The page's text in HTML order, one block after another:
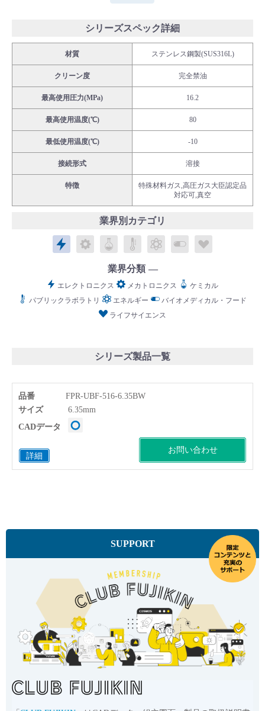
説明会・講習会
ログイン
会社情報
Corporate Blog
Language：日本語／English
お問い合わせ
シリーズスペック詳細
材質 ステンレス鋼製(SUS316L)
クリーン度 完全禁油
最高使用圧力(MPa) 16.2
最高使用温度(℃) 80
最低使用温度(℃) -10
接続形式 溶接
特徴
特殊材料ガス,高圧ガス大臣認定品
対応可,真空
業界別カテゴリ
エレクトロニクス
メカトロニクス
ケミカルパブリックラボラトリ
エネルギーバイオメディカ
業界分類
エレクトロニクス メカトロニクス
ケミカル
パブリックラボラトリ
エネルギー
バイオメディカル・フード
ライフサイエンス
シリーズ製品一覧
品番 FPR-UBF-516-6.35BW
詳細
サイズ 6.35mm
お問い合わせ
CADデータ
SUPPORT